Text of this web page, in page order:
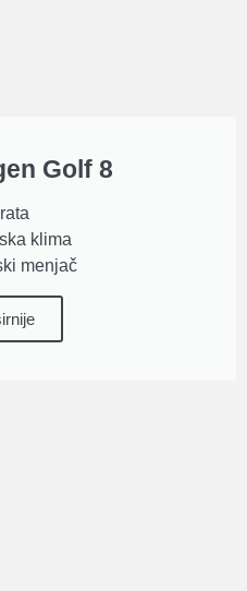
Golf 8
klima
menjač